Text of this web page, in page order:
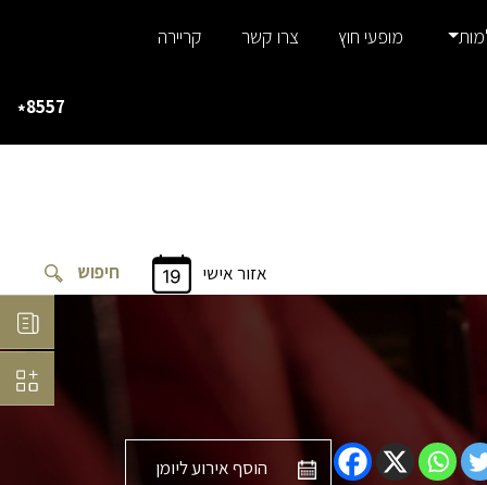
מופעי חוץ צרו קשר קריירה
*8557
אזור אישי
הוסף אירוע ליומן